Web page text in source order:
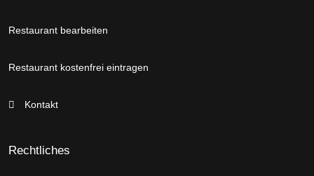
Restaurant bearbeiten
Restaurant kostenfrei eintragen
Kontakt
Rechtliches